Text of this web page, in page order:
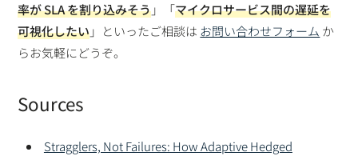
率が SLA を割り込みそう」「マイクロサービス間の遅延を
可視化したい」といったご相談は お問い合わせフォーム か
らお気軽にどうぞ。
Sources
Stragglers, Not Failures: How Adaptive Hedged